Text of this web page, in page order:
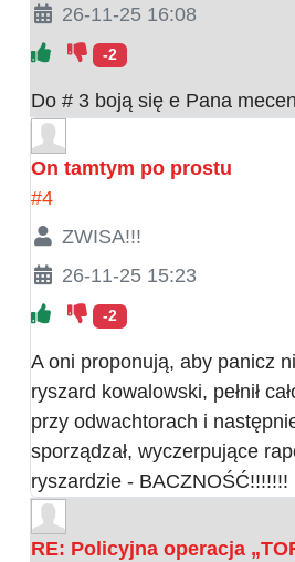
26-11-25 16:08
-2
Do # 3 boją się e Pana
On tamtym po prostu
#4
ZWISA!!!
26-11-25 15:23
-2
A oni proponują, aby panicz
ryszard kowalowski, pełnił
przy odwachtorach i
sporządzał, wyczerpujące
ryszardzie - BACZNOŚĆ!!!!!!!
RE: Policyjna operacja